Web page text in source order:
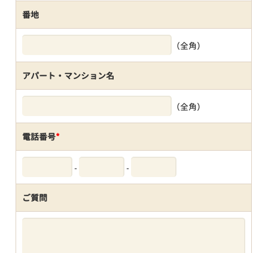
番地
（全角）
アパート・マンション名
（全角）
電話番号*
- -
ご質問